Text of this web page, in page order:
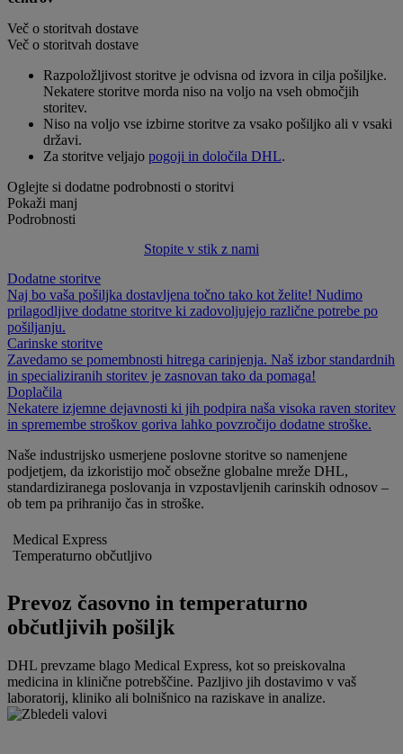
Več o storitvah dostave
Več o storitvah dostave
Razpoložljivost storitve je odvisna od izvora in cilja pošiljke.
Nekatere storitve morda niso na voljo na vseh območjih
storitev.
Niso na voljo vse izbirne storitve za vsako pošiljko ali v vsaki
državi.
Za storitve veljajo pogoji in določila DHL.
Oglejte si dodatne podrobnosti o storitvi
Pokaži manj
Podrobnosti
Stopite v stik z nami
Dodatne storitve
Naj bo vaša pošiljka dostavljena točno tako kot želite! Nudimo
prilagodljive dodatne storitve ki zadovoljujejo različne potrebe po
pošiljanju.
Carinske storitve
Zavedamo se pomembnosti hitrega carinjenja. Naš izbor standardnih
in specializiranih storitev je zasnovan tako da pomaga!
Doplačila
Nekatere izjemne dejavnosti ki jih podpira naša visoka raven storitev
in spremembe stroškov goriva lahko povzročijo dodatne stroške.
Naše industrijsko usmerjene poslovne storitve so namenjene
podjetjem, da izkoristijo moč obsežne globalne mreže DHL,
standardiziranega poslovanja in vzpostavljenih carinskih odnosov –
ob tem pa prihranijo čas in stroške.
Medical Express
Temperaturno občutljivo
Prevoz časovno in temperaturno
občutljivih pošiljk
DHL prevzame blago Medical Express, kot so preiskovalna
medicina in klinične potrebščine. Pazljivo jih dostavimo v vaš
laboratorij, kliniko ali bolnišnico na raziskave in analize.